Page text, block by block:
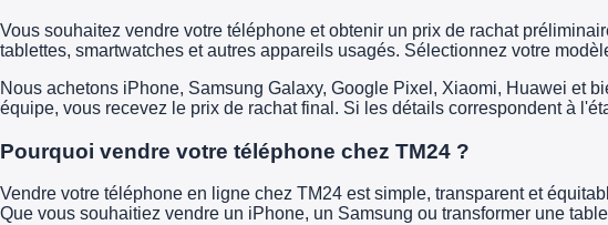
Vous souhaitez vendre votre téléphone et obtenir un prix de rachat
tablettes, smartwatches et autres appareils usagés. Sélectionnez votre
Nous achetons iPhone, Samsung Galaxy, Google Pixel, Xiaomi, Huawei et
équipe, vous recevez le prix de rachat final. Si les détails correspondent à
Pourquoi vendre votre téléphone chez TM24 ?
Vendre votre téléphone en ligne chez TM24 est simple, transparent et
Que vous souhaitiez vendre un iPhone, un Samsung ou transformer une